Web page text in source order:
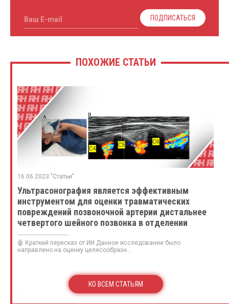
Ваш E-mail ПОДПИСАТЬСЯ
ПОХОЖИЕ СТАТЬИ
16.06.2023 "Статьи"
Ультрасонография является эффективным
инструментом для оценки травматических
повреждений позвоночной артерии дистальнее
четвертого шейного позвонка в отделении
неотложной помощи
🤖 Краткий пересказ от ИИ Данное исследование было
направлено на оценку целесообразн...
КО ВСЕМ СТАТЬЯМ